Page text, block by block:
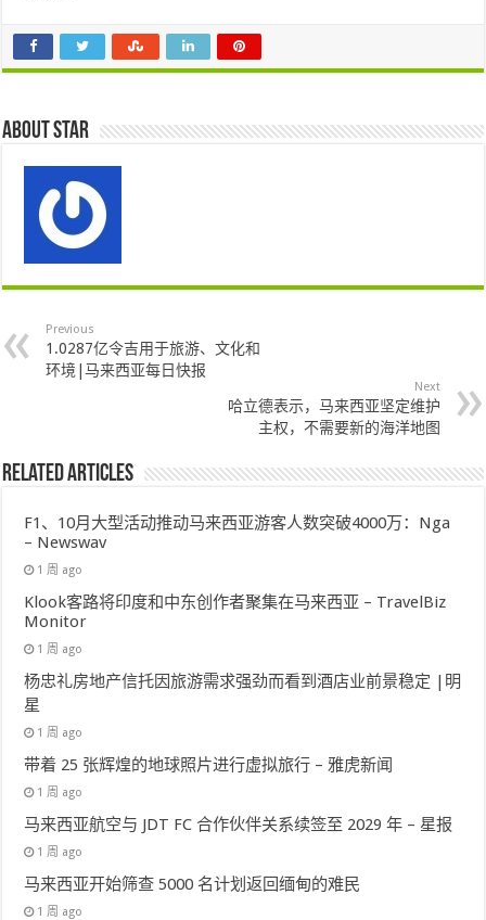
About star
Previous
1.0287亿令吉用于旅游、文化和
环境|马来西亚每日快报
Next
哈立德表示，马来西亚坚定维护
主权，不需要新的海洋地图
Related Articles
F1、10月大型活动推动马来西亚游客人数突破4000万：Nga
– Newswav
1 周 ago
Klook客路将印度和中东创作者聚集在马来西亚 – TravelBiz
Monitor
1 周 ago
杨忠礼房地产信托因旅游需求强劲而看到酒店业前景稳定 |明
星
1 周 ago
带着 25 张辉煌的地球照片进行虚拟旅行 – 雅虎新闻
1 周 ago
马来西亚航空与 JDT FC 合作伙伴关系续签至 2029 年 – 星报
1 周 ago
马来西亚开始筛查 5000 名计划返回缅甸的难民
1 周 ago